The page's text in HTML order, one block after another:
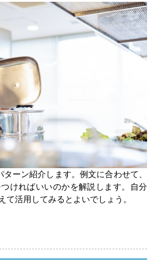
ーン紹介します。例文に合わせて、
ければいいのかを解説します。自分
て活用してみるとよいでしょう。